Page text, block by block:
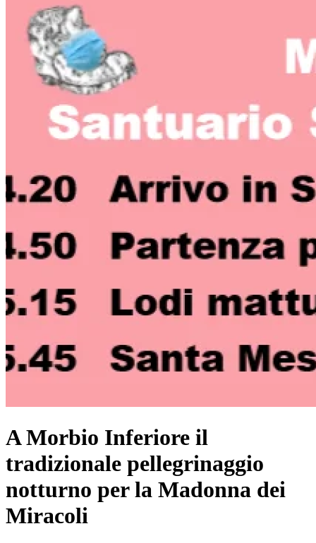
A Morbio Inferiore il
tradizionale pellegrinaggio
notturno per la Madonna dei
Miracoli